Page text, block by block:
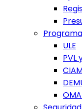
ULE
PVL